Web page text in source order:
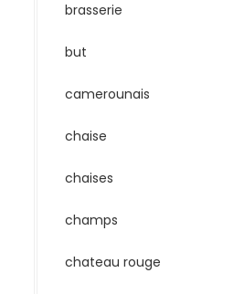
brasserie
but
camerounais
chaise
chaises
champs
chateau rouge